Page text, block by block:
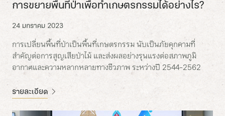
การขยายพื้นที่ป่าเพื่อทำเกษตรกรรมได้อย่างไร?
24 มกราคม 2023
การเปลี่ยนพื้นที่ป่าเป็นพื้นที่เกษตรกรรม นับเป็นภัยคุกคามที่
สำคัญต่อการสูญเสียป่าไม้ และส่งผลอย่างรุนแรงต่อสภาพภูมิ
อากาศและความหลากหลายทางชีวภาพ ระหว่างปี 2544-2562
รายละเอียด